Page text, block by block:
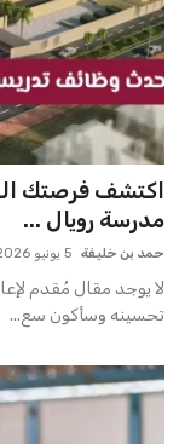
اكتشف فرصتك
مدرسة رويال ...
حمد بن خليفة 5 يونيو 2026
لا يوجد مقال مُقدم
تحسينه وسأكون سع...